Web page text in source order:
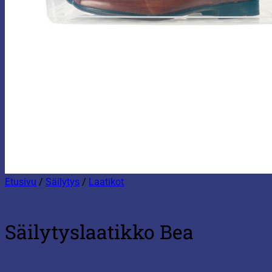
Etusivu / Säilytys / Laatikot
Säilytyslaatikko Bea